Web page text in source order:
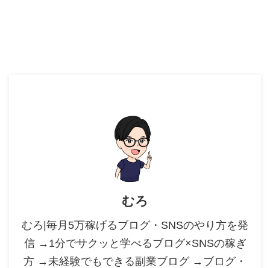
むろ
むろ|毎月5万稼げるブログ・SNSのやり方を発
信 →1分でサクッと学べるブログ×SNSの稼ぎ
方 →未経験でもできる副業ブログ →ブログ・